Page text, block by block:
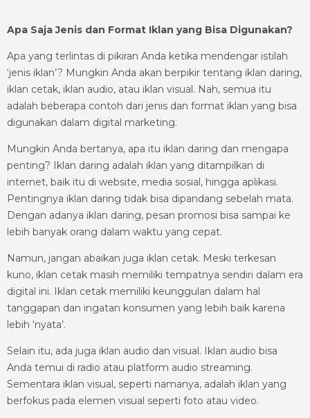
Apa Saja Jenis dan Format Iklan yang Bisa Digunakan?
Apa yang terlintas di pikiran Anda ketika mendengar istilah
‘jenis iklan’? Mungkin Anda akan berpikir tentang iklan daring,
iklan cetak, iklan audio, atau iklan visual. Nah, semua itu
adalah beberapa contoh dari jenis dan format iklan yang bisa
digunakan dalam digital marketing.
Mungkin Anda bertanya, apa itu iklan daring dan mengapa
penting? Iklan daring adalah iklan yang ditampilkan di
internet, baik itu di website, media sosial, hingga aplikasi.
Pentingnya iklan daring tidak bisa dipandang sebelah mata.
Dengan adanya iklan daring, pesan promosi bisa sampai ke
lebih banyak orang dalam waktu yang cepat.
Namun, jangan abaikan juga iklan cetak. Meski terkesan
kuno, iklan cetak masih memiliki tempatnya sendiri dalam era
digital ini. Iklan cetak memiliki keunggulan dalam hal
tanggapan dan ingatan konsumen yang lebih baik karena
lebih ‘nyata’.
Selain itu, ada juga iklan audio dan visual. Iklan audio bisa
Anda temui di radio atau platform audio streaming.
Sementara iklan visual, seperti namanya, adalah iklan yang
berfokus pada elemen visual seperti foto atau video.